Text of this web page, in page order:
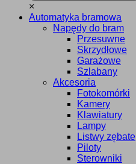
×
Automatyka bramowa
Napędy do bram
Przesuwne
Skrzydłowe
Garażowe
Szlabany
Akcesoria
Fotokomórki
Kamery
Klawiatury
Lampy
Listwy zębate
Piloty
Sterowniki